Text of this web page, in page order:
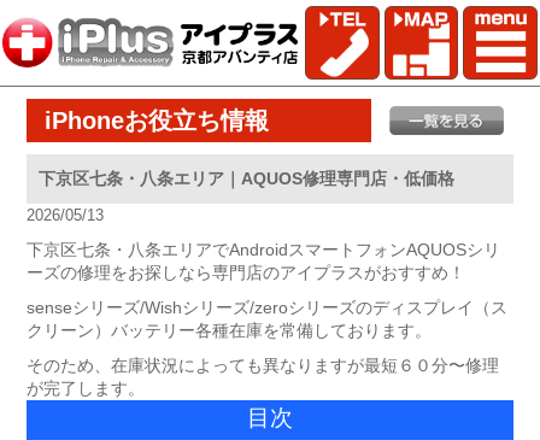
iPhoneお役立ち情報
下京区七条・八条エリア｜AQUOS修理専門店・低価格
2026/05/13
下京区七条・八条エリアでAndroidスマートフォンAQUOSシリ
ーズの修理をお探しなら専門店のアイプラスがおすすめ！
senseシリーズ/Wishシリーズ/zeroシリーズのディスプレイ（ス
クリーン）バッテリー各種在庫を常備しております。
そのため、在庫状況によっても異なりますが最短６０分〜修理
が完了します。
目次